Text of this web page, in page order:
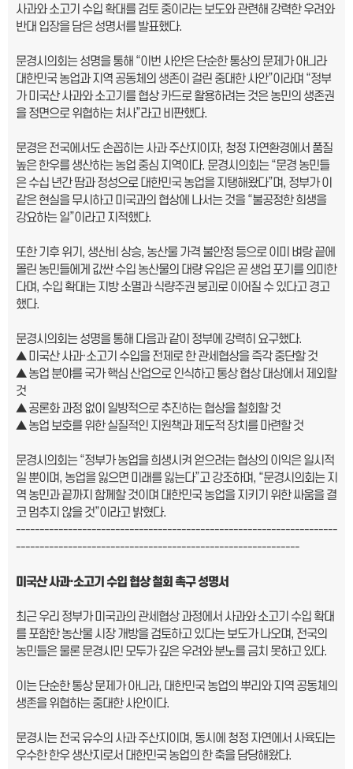
사과와 소고기 수입 확대를 검토 중이라는 보도와 관련해 강력한 우려와
반대 입장을 담은 성명서를 발표했다.
문경시의회는 성명을 통해 “이번 사안은 단순한 통상의 문제가 아니라
대한민국 농업과 지역 공동체의 생존이 걸린 중대한 사안”이라며 “정부
가 미국산 사과와 소고기를 협상 카드로 활용하려는 것은 농민의 생존권
을 정면으로 위협하는 처사”라고 비판했다.
문경은 전국에서도 손꼽히는 사과 주산지이자, 청정 자연환경에서 품질
높은 한우를 생산하는 농업 중심 지역이다. 문경시의회는 “문경 농민들
은 수십 년간 땀과 정성으로 대한민국 농업을 지탱해왔다”며, 정부가 이
같은 현실을 무시하고 미국과의 협상에 나서는 것을 “불공정한 희생을
강요하는 일”이라고 지적했다.
또한 기후 위기, 생산비 상승, 농산물 가격 불안정 등으로 이미 벼랑 끝에
몰린 농민들에게 값싼 수입 농산물의 대량 유입은 곧 생업 포기를 의미한
다며, 수입 확대는 지방 소멸과 식량주권 붕괴로 이어질 수 있다고 경고
했다.
문경시의회는 성명을 통해 다음과 같이 정부에 강력히 요구했다.
▲ 미국산 사과·소고기 수입을 전제로 한 관세협상을 즉각 중단할 것
▲ 농업 분야를 국가 핵심 산업으로 인식하고 통상 협상 대상에서 제외할
것
▲ 공론화 과정 없이 일방적으로 추진하는 협상을 철회할 것
▲ 농업 보호를 위한 실질적인 지원책과 제도적 장치를 마련할 것
문경시의회는 “정부가 농업을 희생시켜 얻으려는 협상의 이익은 일시적
일 뿐이며, 농업을 잃으면 미래를 잃는다”고 강조하며, “문경시의회는 지
역 농민과 끝까지 함께할 것이며 대한민국 농업을 지키기 위한 싸움을 결
코 멈추지 않을 것”이라고 밝혔다.
--------------------------------------------------------------------
------------------------------------------------------------
미국산 사과·소고기 수입 협상 철회 촉구 성명서
최근 우리 정부가 미국과의 관세협상 과정에서 사과와 소고기 수입 확대
를 포함한 농산물 시장 개방을 검토하고 있다는 보도가 나오며, 전국의
농민들은 물론 문경시민 모두가 깊은 우려와 분노를 금치 못하고 있다.
이는 단순한 통상 문제가 아니라, 대한민국 농업의 뿌리와 지역 공동체의
생존을 위협하는 중대한 사안이다.
문경시는 전국 유수의 사과 주산지이며, 동시에 청정 자연에서 사육되는
우수한 한우 생산지로서 대한민국 농업의 한 축을 담당해왔다.